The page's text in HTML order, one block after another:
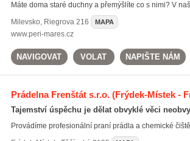
Máte doma staré duchny a přemýšlíte co s nimi? V
Milevsko, Riegrova 216 MAPA
www.peri-mares.cz
NAVIGOVAT VOLAT NAPIŠTE NÁM
Prádelna Frenštát s.r.o.(Frýdek-Místek -
Tajemství úspěchu je dělat obvyklé věci
Provádíme profesionální praní prádla a chemické